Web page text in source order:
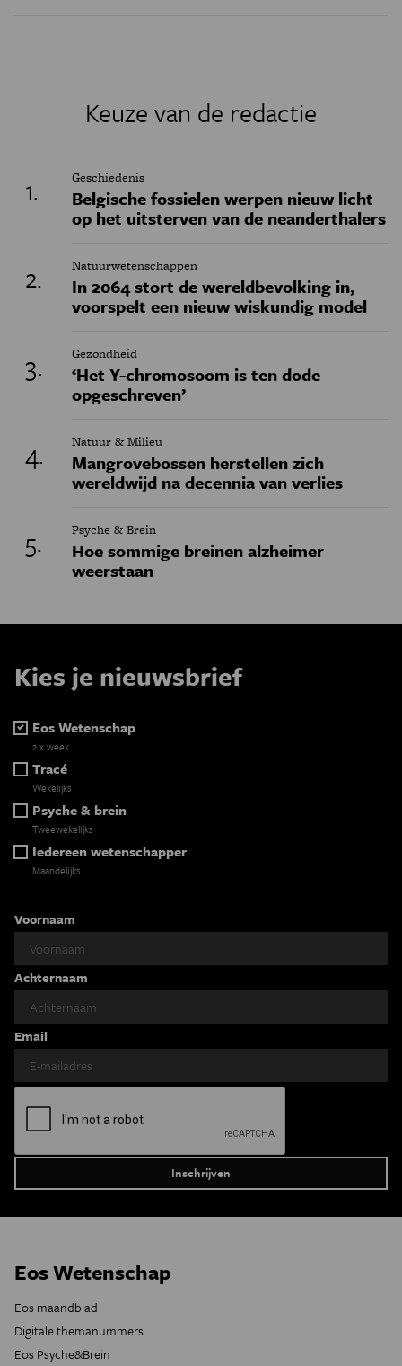
Keuze van de redactie
Geschiedenis
Belgische fossielen werpen nieuw licht
op het uitsterven van de neanderthalers
Natuurwetenschappen
In 2064 stort de wereldbevolking in,
voorspelt een nieuw wiskundig model
Gezondheid
‘Het Y-chromosoom is ten dode
opgeschreven’
Natuur & Milieu
Mangrovebossen herstellen zich
wereldwijd na decennia van verlies
Psyche & Brein
Hoe sommige breinen alzheimer
weerstaan
Kies je nieuwsbrief
Eos Wetenschap
2 x week
Tracé
Wekelijks
Psyche & brein
Tweewekelijks
Iedereen wetenschapper
Maandelijks
Voornaam
Achternaam
Email
Eos Wetenschap
Eos maandblad
Digitale themanummers
Eos Psyche&Brein